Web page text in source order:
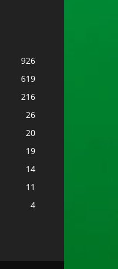
926
619
216
26
20
19
14
11
4